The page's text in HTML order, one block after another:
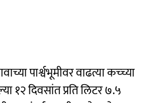
पार्श्वभूमीवर वाढत्या कच्च्या
१२ दिवसांत प्रति लिटर ७.५